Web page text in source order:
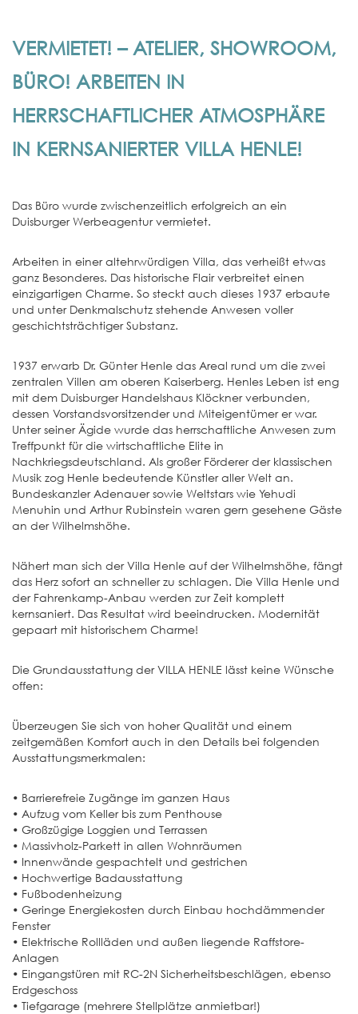
VERMIETET! – ATELIER, SHOWROOM,
BÜRO! ARBEITEN IN
HERRSCHAFTLICHER ATMOSPHÄRE
IN KERNSANIERTER VILLA HENLE!
Das Büro wurde zwischenzeitlich erfolgreich an ein
Duisburger Werbeagentur vermietet.
Arbeiten in einer altehrwürdigen Villa, das verheißt etwas
ganz Besonderes. Das historische Flair verbreitet einen
einzigartigen Charme. So steckt auch dieses 1937 erbaute
und unter Denkmalschutz stehende Anwesen voller
geschichtsträchtiger Substanz.
1937 erwarb Dr. Günter Henle das Areal rund um die zwei
zentralen Villen am oberen Kaiserberg. Henles Leben ist eng
mit dem Duisburger Handelshaus Klöckner verbunden,
dessen Vorstandsvorsitzender und Miteigentümer er war.
Unter seiner Ägide wurde das herrschaftliche Anwesen zum
Treffpunkt für die wirtschaftliche Elite in
Nachkriegsdeutschland. Als großer Förderer der klassischen
Musik zog Henle bedeutende Künstler aller Welt an.
Bundeskanzler Adenauer sowie Weltstars wie Yehudi
Menuhin und Arthur Rubinstein waren gern gesehene Gäste
an der Wilhelmshöhe.
Nähert man sich der Villa Henle auf der Wilhelmshöhe, fängt
das Herz sofort an schneller zu schlagen. Die Villa Henle und
der Fahrenkamp-Anbau werden zur Zeit komplett
kernsaniert. Das Resultat wird beeindrucken. Modernität
gepaart mit historischem Charme!
Die Grundausstattung der VILLA HENLE lässt keine Wünsche
offen:
Überzeugen Sie sich von hoher Qualität und einem
zeitgemäßen Komfort auch in den Details bei folgenden
Ausstattungsmerkmalen:
• Barrierefreie Zugänge im ganzen Haus
• Aufzug vom Keller bis zum Penthouse
• Großzügige Loggien und Terrassen
• Massivholz-Parkett in allen Wohnräumen
• Innenwände gespachtelt und gestrichen
• Hochwertige Badausstattung
• Fußbodenheizung
• Geringe Energiekosten durch Einbau hochdämmender
Fenster
• Elektrische Rollläden und außen liegende Raffstore-
Anlagen
• Eingangstüren mit RC-2N Sicherheitsbeschlägen, ebenso
Erdgeschoss
• Tiefgarage (mehrere Stellplätze anmietbar!)